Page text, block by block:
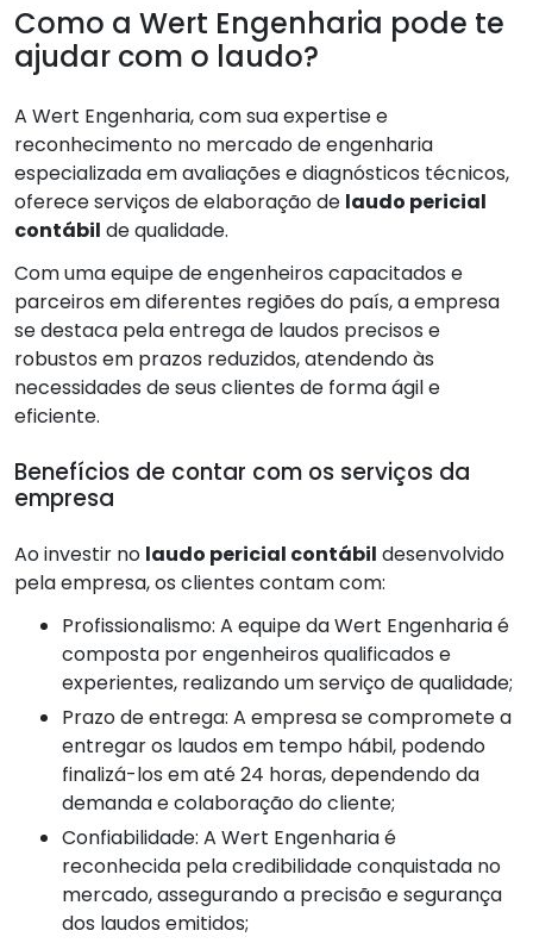
Como a Wert Engenharia pode te
ajudar com o laudo?
A Wert Engenharia, com sua expertise e
reconhecimento no mercado de engenharia
especializada em avaliações e diagnósticos técnicos,
oferece serviços de elaboração de laudo pericial
contábil de qualidade.
Com uma equipe de engenheiros capacitados e
parceiros em diferentes regiões do país, a empresa
se destaca pela entrega de laudos precisos e
robustos em prazos reduzidos, atendendo às
necessidades de seus clientes de forma ágil e
eficiente.
Benefícios de contar com os serviços da
empresa
Ao investir no laudo pericial contábil desenvolvido
pela empresa, os clientes contam com:
Profissionalismo: A equipe da Wert Engenharia é
composta por engenheiros qualificados e
experientes, realizando um serviço de qualidade;
Prazo de entrega: A empresa se compromete a
entregar os laudos em tempo hábil, podendo
finalizá-los em até 24 horas, dependendo da
demanda e colaboração do cliente;
Confiabilidade: A Wert Engenharia é
reconhecida pela credibilidade conquistada no
mercado, assegurando a precisão e segurança
dos laudos emitidos;